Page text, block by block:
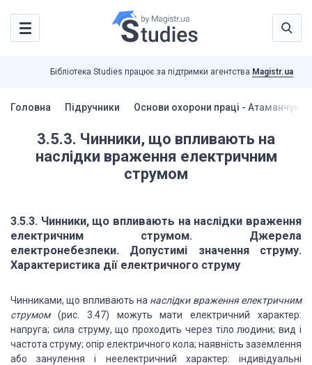
Бібліотека Studies працює за підтримки агентства Magistr.ua
Головна Підручники Основи охорони праці - Атаманчук
3.5.3. Чинники, що впливають на
наслідки враження електричним
струмом
3.5.3. Чинники, що впливають на наслідки враження
електричним струмом. Джерела
електронебезпеки. Допустимі значення струму.
Характеристика дії електричного струму
Чинниками, що впливають на наслідки враження електричним
струмом(рис. 3.47) можуть мати електричний характер:
напруга; сила струму, що проходить через тіло людини; вид і
частота струму; опір електричного кола; наявність заземлення
або занулення і неелектричний характер: індивідуальні